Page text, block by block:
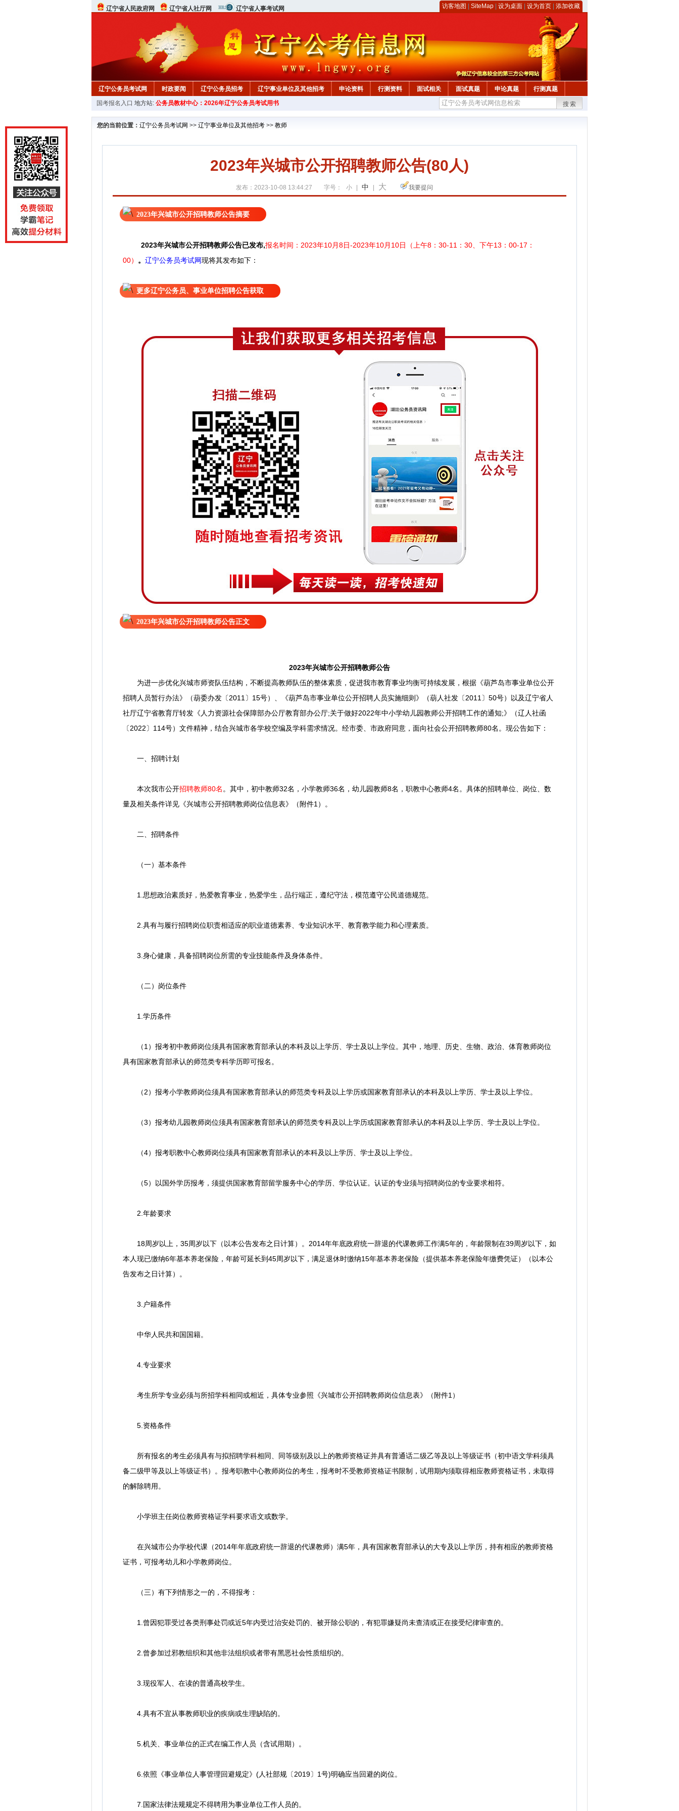
辽宁省人民政府网 辽宁省人社厅网 辽宁省人事考试网 访客地图 SiteMap 设为桌面 设为首页 添加收藏
辽宁公务员考试网 时政要闻 辽宁公务员招考 辽宁事业单位及其他招考 申论资料 行测资料 面试相关 面试真题 申论真题 行测真题
在线咨询 教材中心
国考报名入口 地方站: 公务员教材中心：2026年辽宁公务员考试用书 搜索
您的当前位置： 辽宁公务员考试网 >> 辽宁事业单位及其他招考 >> 教师
2023年兴城市公开招聘教师公告(80人)
发布：2023-10-08 13:44:27 字号： 小 中 大 我要提问
2023年兴城市公开招聘教师公告摘要
2023年兴城市公开招聘教师公告已发布,报名时间：2023年10月8日-2023年10月10日（上午8：30-11：30、下午13：00-17：
00） 。 辽宁公务员考试网现将其发布如下：
更多辽宁公务员、事业单位招聘公告获取
2023年兴城市公开招聘教师公告正文
2023年兴城市公开招聘教师公告
为进一步优化兴城市师资队伍结构，不断提高教师队伍的整体素质，促进我市教育事业均衡可持续发展，根据《葫芦岛市事业单位公开
招聘人员暂行办法》（葫委办发〔2011〕15号）、《葫芦岛市事业单位公开招聘人员实施细则》（葫人社发〔2011〕50号）以及辽宁省人
社厅辽宁省教育厅转发《人力资源社会保障部办公厅教育部办公厅;关于做好2022年中小学幼儿园教师公开招聘工作的通知;》（辽人社函
〔2022〕114号）文件精神，结合兴城市各学校空编及学科需求情况。经市委、市政府同意，面向社会公开招聘教师80名。现公告如下：
一、招聘计划
本次我市公开招聘教师80名 。其中，初中教师32名，小学教师36名，幼儿园教师8名，职教中心教师4名。具体的招聘单位、岗位、数
量及相关条件详见《兴城市公开招聘教师岗位信息表》（附件1）。
二、招聘条件
（一）基本条件
1.思想政治素质好，热爱教育事业，热爱学生，品行端正，遵纪守法，模范遵守公民道德规范。
2.具有与履行招聘岗位职责相适应的职业道德素养、专业知识水平、教育教学能力和心理素质。
3.身心健康，具备招聘岗位所需的专业技能条件及身体条件。
（二）岗位条件
1.学历条件
（1）报考初中教师岗位须具有国家教育部承认的本科及以上学历、学士及以上学位。其中，地理、历史、生物、政治、体育教师岗位
具有国家教育部承认的师范类专科学历即可报名。
（2）报考小学教师岗位须具有国家教育部承认的师范类专科及以上学历或国家教育部承认的本科及以上学历、学士及以上学位。
（3）报考幼儿园教师岗位须具有国家教育部承认的师范类专科及以上学历或国家教育部承认的本科及以上学历、学士及以上学位。
（4）报考职教中心教师岗位须具有国家教育部承认的本科及以上学历、学士及以上学位。
（5）以国外学历报考，须提供国家教育部留学服务中心的学历、学位认证。认证的专业须与招聘岗位的专业要求相符。
2.年龄要求
18周岁以上，35周岁以下（以本公告发布之日计算）。2014年年底政府统一辞退的代课教师工作满5年的，年龄限制在39周岁以下，如
本人现已缴纳6年基本养老保险，年龄可延长到45周岁以下，满足退休时缴纳15年基本养老保险（提供基本养老保险年缴费凭证）（以本公
告发布之日计算）。
3.户籍条件
中华人民共和国国籍。
4.专业要求
考生所学专业必须与所招学科相同或相近，具体专业参照《兴城市公开招聘教师岗位信息表》（附件1）
5.资格条件
所有报名的考生必须具有与拟招聘学科相同、同等级别及以上的教师资格证并具有普通话二级乙等及以上等级证书（初中语文学科须具
备二级甲等及以上等级证书）。报考职教中心教师岗位的考生，报考时不受教师资格证书限制，试用期内须取得相应教师资格证书，未取得
的解除聘用。
小学班主任岗位教师资格证学科要求语文或数学。
在兴城市公办学校代课（2014年年底政府统一辞退的代课教师）满5年，具有国家教育部承认的大专及以上学历，持有相应的教师资格
证书，可报考幼儿和小学教师岗位。
（三）有下列情形之一的，不得报考：
1.曾因犯罪受过各类刑事处罚或近5年内受过治安处罚的、被开除公职的，有犯罪嫌疑尚未查清或正在接受纪律审查的。
2.曾参加过邪教组织和其他非法组织或者带有黑恶社会性质组织的。
3.现役军人、在读的普通高校学生。
4.具有不宜从事教师职业的疾病或生理缺陷的。
5.机关、事业单位的正式在编工作人员（含试用期）。
6.依照《事业单位人事管理回避规定》(人社部规〔2019〕1号)明确应当回避的岗位。
7.国家法律法规规定不得聘用为事业单位工作人员的。